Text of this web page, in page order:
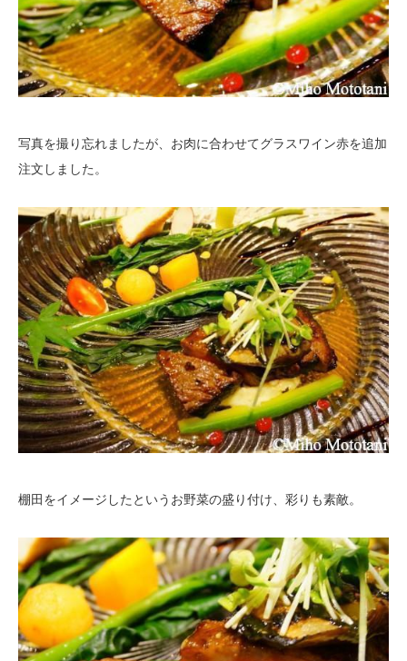
写真を撮り忘れましたが、お肉に合わせてグラスワイン赤を追加
注文しました。
棚田をイメージしたというお野菜の盛り付け、彩りも素敵。